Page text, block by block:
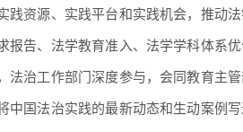
资源、实践平台和实践机会，推动
报告、法学教育准入、法学学科体系
治工作部门深度参与，会同教育主
中国法治实践的最新动态和生动案例